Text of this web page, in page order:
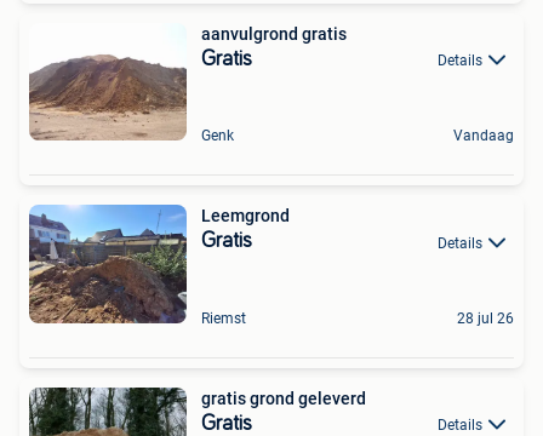
aanvulgrond gratis
Gratis Details
Genk Vandaag
Leemgrond
Gratis Details
Riemst 28 jul 26
gratis grond geleverd
Gratis Details